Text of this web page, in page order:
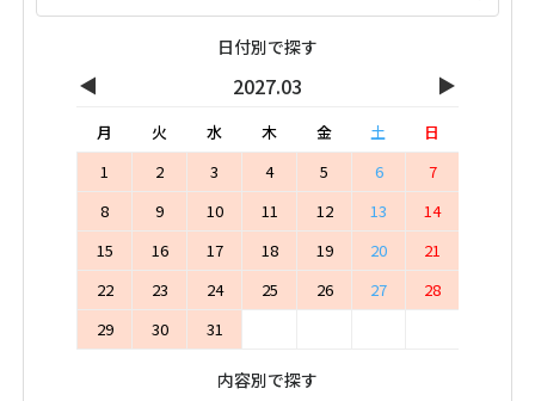
日付別で探す
◀ 2027.03 ▶
月 火 水 木 金 土
日
1
2 3 4 5 6
7
8
9 10 11 12 13
14
15
16 17 18 19 20
21
22
23 24 25 26 27
28
29
30 31
内容別で探す